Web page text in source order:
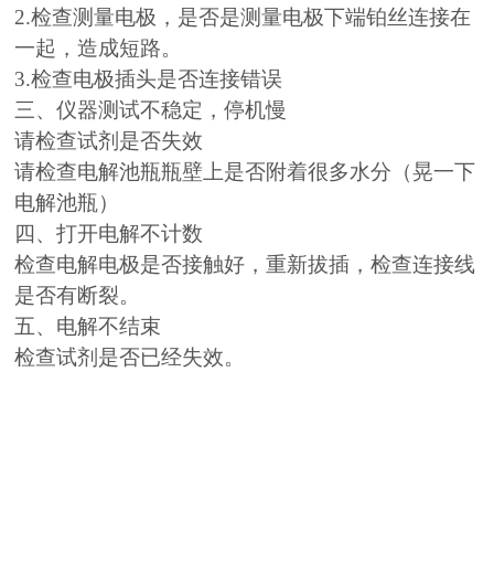
2.检查测量电极，是否是测量电极下端铂丝连接在
一起，造成短路。
3.检查电极插头是否连接错误
三、仪器测试不稳定，停机慢
请检查试剂是否失效
请检查电解池瓶瓶壁上是否附着很多水分（晃一下
电解池瓶）
四、打开电解不计数
检查电解电极是否接触好，重新拔插，检查连接线
是否有断裂。
五、电解不结束
检查试剂是否已经失效。